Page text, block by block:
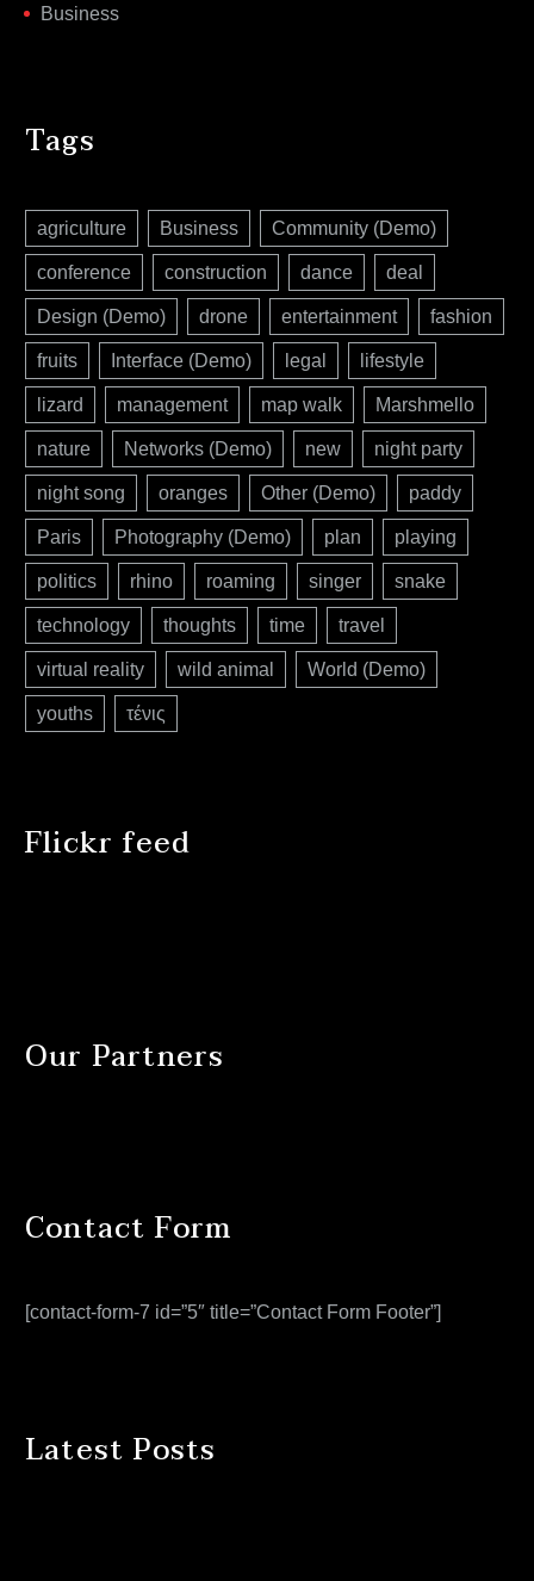
Business
Tags
agriculture Business Community (Demo)
conference construction dance deal
Design (Demo) drone entertainment fashion
fruits Interface (Demo) legal lifestyle
lizard management map walk Marshmello
nature Networks (Demo) new night party
night song oranges Other (Demo) paddy
Paris Photography (Demo) plan playing
politics rhino roaming singer snake
technology thoughts time travel
virtual reality wild animal World (Demo)
youths τένις
Flickr feed
Our Partners
Contact Form
[contact-form-7 id=”5″ title=”Contact Form Footer”]
Latest Posts